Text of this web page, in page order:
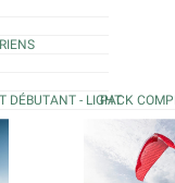
DÉBUTANT - LIGHT
PACK